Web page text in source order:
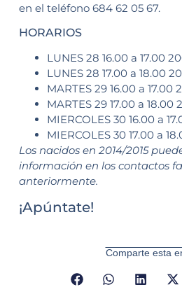
en el teléfono 684 62 05 67.
HORARIOS
LUNES 28 16.00 a 17.00
LUNES 28 17.00 a 18.00
MARTES 29 16.00 a 17.00
MARTES 29 17.00 a 18.00
MIERCOLES 30 16.00 a
MIERCOLES 30 17.00 a
Los nacidos en 2014/2015
información en los contactos
anteriormente.
¡Apúntate!
Comparte esta